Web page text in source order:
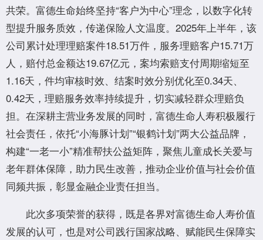
共荣。富德生命始终坚持“客户为中心”理念，以数字化转
型提升服务质效，传递保险人文温度。2025年上半年，该
公司累计处理理赔案件18.51万件，服务理赔客户15.71万
人，赔付总金额达19.67亿元，案均索赔支付周期缩短至
1.16天，件均审核时效、结案时效分别优化至0.34天、
0.42天，理赔服务效率持续提升，切实减轻群众理赔负
担。在深耕主营业务发展的同时，富德生命人寿积极履行
社会责任，依托“小海豚计划”“银鹤计划”两大公益品牌，
构建“一老一小”精准帮扶公益矩阵，聚焦儿童成长关爱与
老年群体保障，助力民生改善，推动企业价值与社会价值
同频共振，彰显金融企业责任担当。
此次多项荣誉的获得，既是各界对富德生命人寿价值
发展的认可，也是对公司践行国家战略、赋能民生保障实